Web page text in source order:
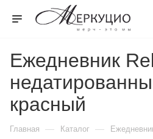
Ежедневник
красный
Главная — Каталог —